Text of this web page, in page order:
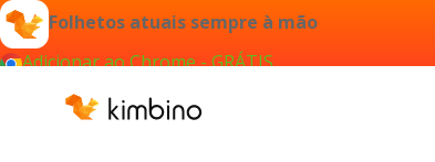
Folhetos atuais sempre à mão
Adicionar ao Chrome - GRÁTIS